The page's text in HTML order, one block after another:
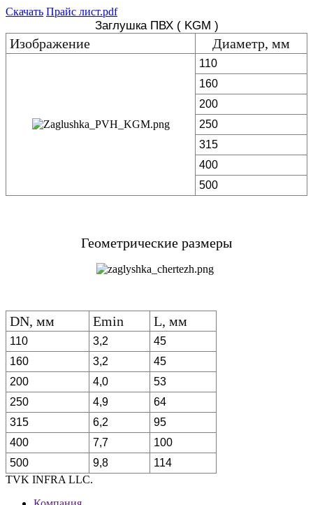
Скачать Прайс лист.pdf
Заглушка ПВХ ( KGM )
Изображение Диаметр, мм
110
160
200
250
315
400
500
Геометрические размеры
DN, мм Emin L, мм
110 3,2
45
160
3,2
45
200
4,0
53
250
4,9
64
315
6,2
95
400
7,7
100
500
9,8
114
TVK INFRA LLC.